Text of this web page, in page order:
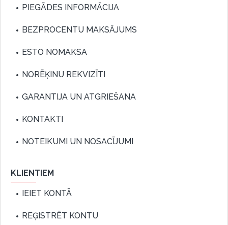
PIEGĀDES INFORMĀCIJA
BEZPROCENTU MAKSĀJUMS
ESTO NOMAKSA
NORĒĶINU REKVIZĪTI
GARANTIJA UN ATGRIEŠANA
KONTAKTI
NOTEIKUMI UN NOSACĪJUMI
KLIENTIEM
IEIET KONTĀ
REĢISTRĒT KONTU